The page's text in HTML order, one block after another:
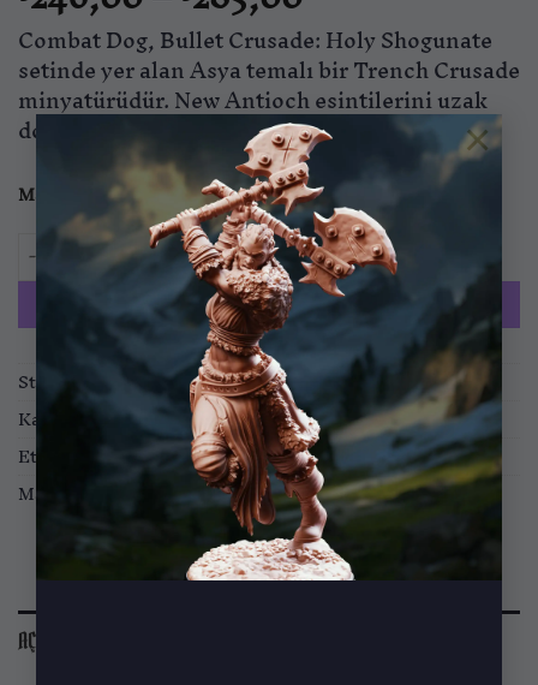
×
aralığı:
₺246,00
-
₺285,00
Combat Dog, Bullet Crusade: Holy Shogunate
setinde yer alan Asya temalı bir Trench Crusade
minyatürüdür. New Antioch esintilerini uzak
doğu savaş kültürüyle birleştirir.
Malzeme Standart ABS
Combat Dog 3 – Holy Shogunate adet
SEPETE EKLE
Stok kodu: BTB-2509-MIN-03
Kategoriler:Minyatürler,Wargame Minyatürleri
Etiketler:Bullet Crusade: Holy Shogunate
Marka:
Bite The Bullet
AÇIKLAMA